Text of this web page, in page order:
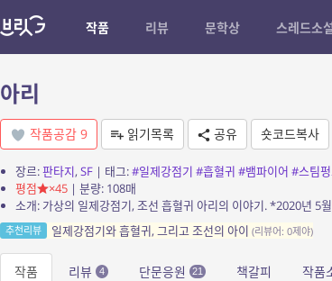
작품 리뷰 문학상 스레드소
아리
작품공감 9 읽기목록 공유 숏코드복사
장르:판타지, SF| 태그:#일제강점기 #흡혈귀 #뱀파이어 #스팀
평점
×45| 분량: 108매
소개: 가상의 일제강점기, 조선 흡혈귀 아리의 이야기. *2020년 5
추천리뷰 일제강점기와 흡혈귀, 그리고 조선의 아이 (리뷰어: 0제야)
작품 리뷰 4 단문응원 21 책갈피 작품